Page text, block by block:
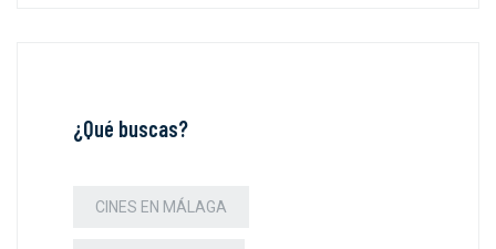
¿Qué buscas?
CINES EN MÁLAGA